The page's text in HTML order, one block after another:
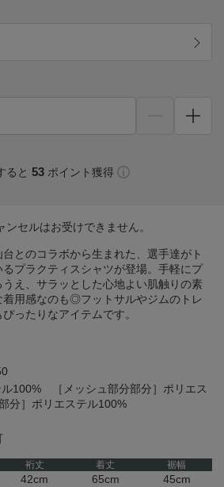
ると 53 ポイント獲得
セルはお受けできません。
とのコラボから生まれた、選手達がト
プラクティスシャツが登場。手軽にプ
え、サラッとした心地よい肌触りの素
用感なのも◎フットサルやジムのトレ
ったりなアイテムです。
100% ［メッシュ部分部分］ポリエス
分］ポリエステル100%
裄丈 着丈 裾幅
42cm 65cm
45cm